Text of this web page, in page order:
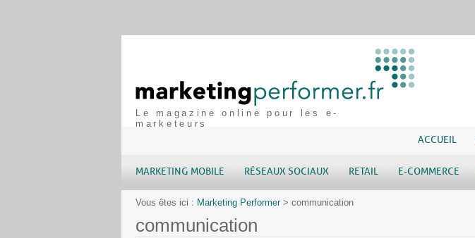
Le magazine online pour les e-
marketeurs
ACCUEIL
MARKETING MOBILE RÉSEAUX SOCIAUX RETAIL E-COMMERCE
Vous êtes ici : Marketing Performer> communication
communication